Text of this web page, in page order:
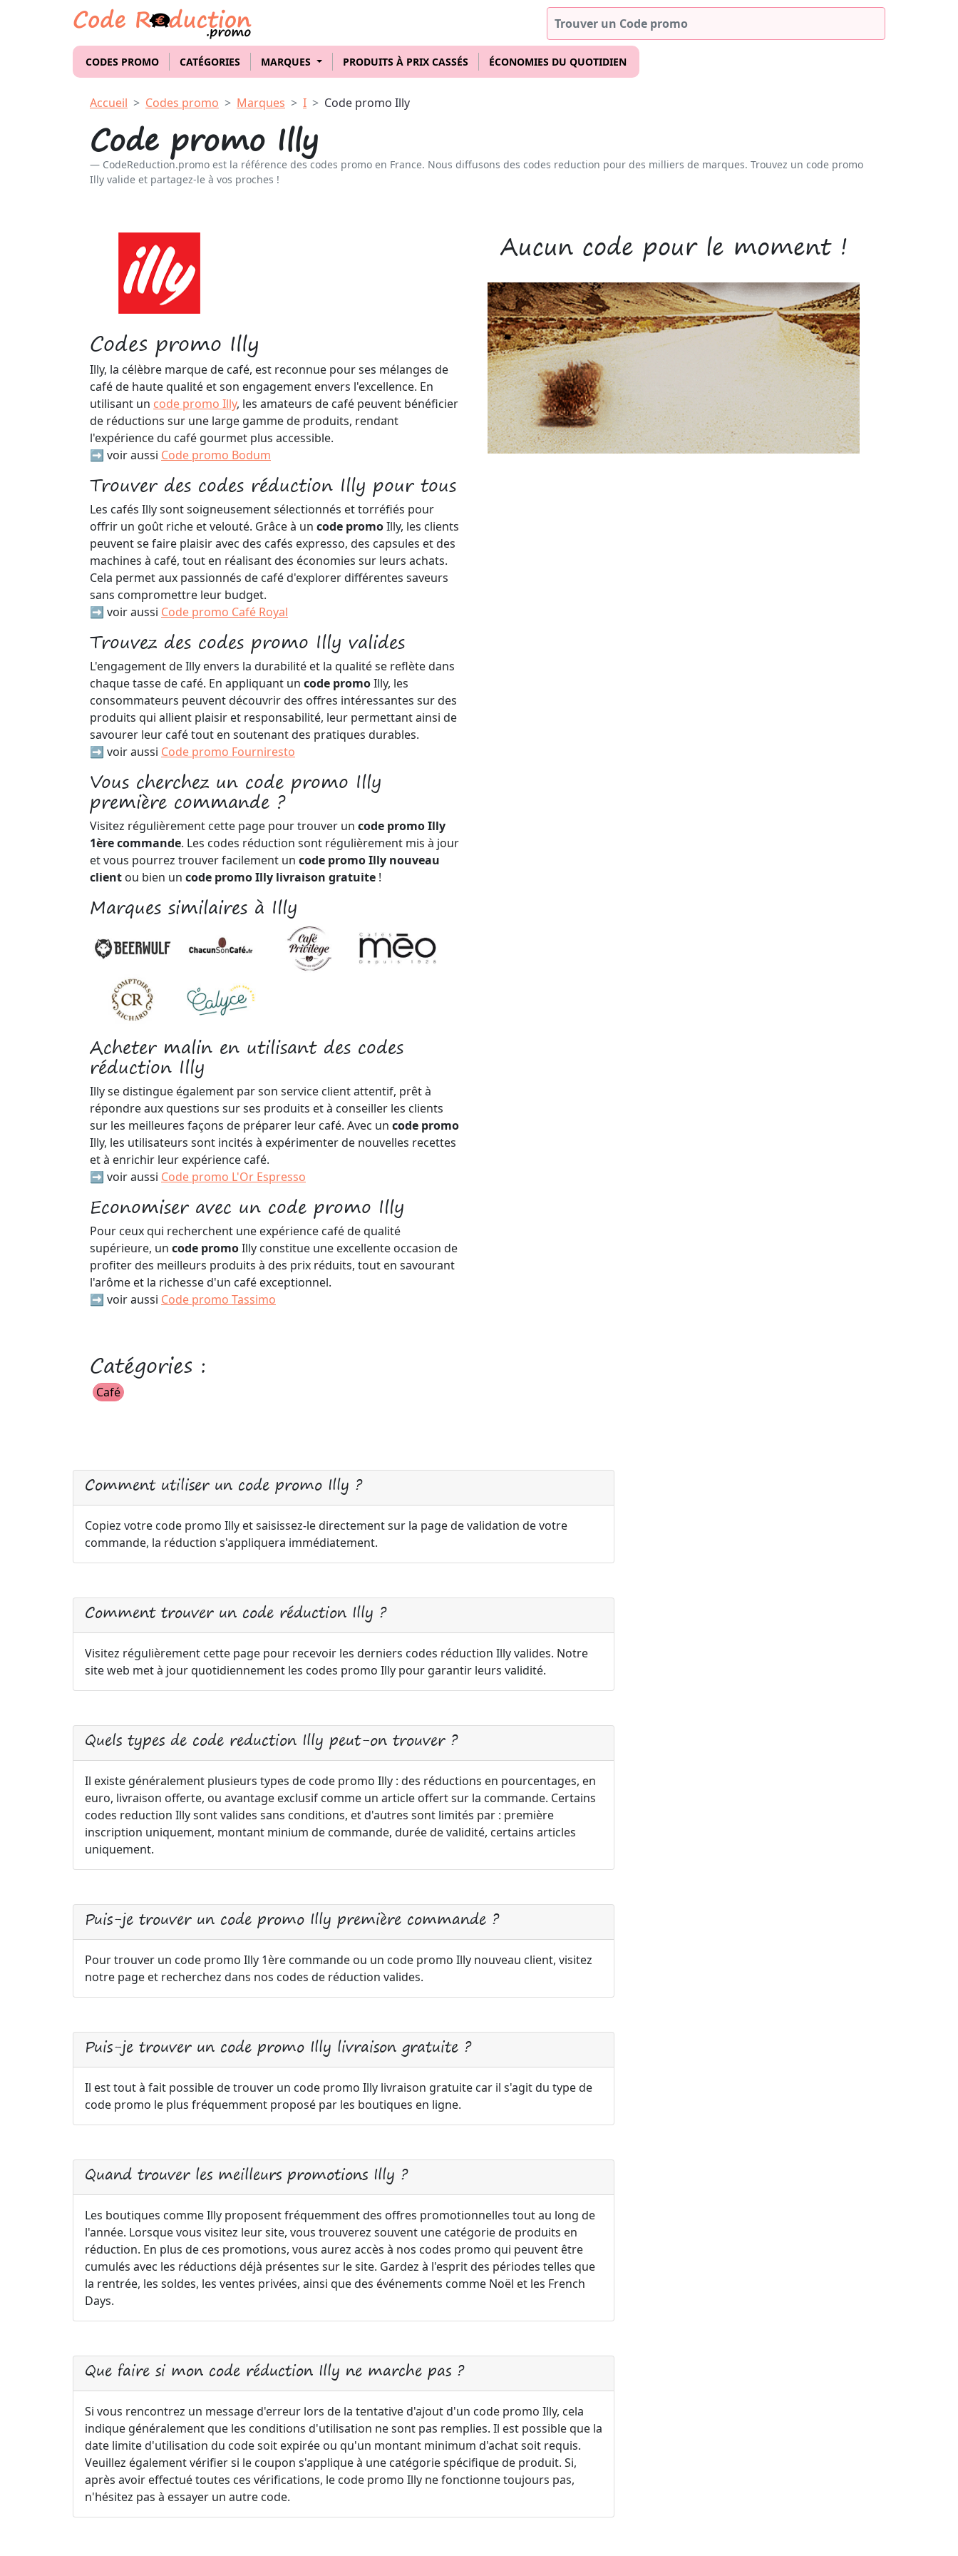
CODES PROMO CATÉGORIES MARQUES PRODUITS À PRIX CASSÉS ÉCONOMIES DU QUOTIDIEN
Accueil Codes promo Marques I Code promo Illy
Code promo Illy
CodeReduction.promo est la référence des codes promo en France. Nous diffusons des codes reduction pour des milliers de marques. Trouvez un code promo
Illy valide et partagez-le à vos proches !
Codes promo Illy
Illy, la célèbre marque de café, est reconnue pour ses mélanges de
café de haute qualité et son engagement envers l'excellence. En
utilisant un code promo Illy, les amateurs de café peuvent bénéficier
de réductions sur une large gamme de produits, rendant
l'expérience du café gourmet plus accessible.
➡️ voir aussi Code promo Bodum
Trouver des codes réduction Illy pour tous
Les cafés Illy sont soigneusement sélectionnés et torréfiés pour
offrir un goût riche et velouté. Grâce à un code promoIlly, les clients
peuvent se faire plaisir avec des cafés expresso, des capsules et des
machines à café, tout en réalisant des économies sur leurs achats.
Cela permet aux passionnés de café d'explorer différentes saveurs
sans compromettre leur budget.
➡️ voir aussi Code promo Café Royal
Trouvez des codes promo Illy valides
L'engagement de Illy envers la durabilité et la qualité se reflète dans
chaque tasse de café. En appliquant un code promoIlly, les
consommateurs peuvent découvrir des offres intéressantes sur des
produits qui allient plaisir et responsabilité, leur permettant ainsi de
savourer leur café tout en soutenant des pratiques durables.
➡️ voir aussi Code promo Fourniresto
Vous cherchez un code promo Illy
première commande ?
Visitez régulièrement cette page pour trouver un code promo Illy
1ère commande. Les codes réduction sont régulièrement mis à jour
et vous pourrez trouver facilement un code promo Illy nouveau
client ou bien un code promo Illy livraison gratuite !
Marques similaires à Illy
Acheter malin en utilisant des codes
réduction Illy
Illy se distingue également par son service client attentif, prêt à
répondre aux questions sur ses produits et à conseiller les clients
sur les meilleures façons de préparer leur café. Avec un code promo
Illy, les utilisateurs sont incités à expérimenter de nouvelles recettes
et à enrichir leur expérience café.
➡️ voir aussi Code promo L'Or Espresso
Economiser avec un code promo Illy
Pour ceux qui recherchent une expérience café de qualité
supérieure, un code promoIlly constitue une excellente occasion de
profiter des meilleurs produits à des prix réduits, tout en savourant
l'arôme et la richesse d'un café exceptionnel.
➡️ voir aussi Code promo Tassimo
Catégories :
Café
Aucun code pour le moment !
Comment utiliser un code promo Illy ?
Copiez votre code promo Illy et saisissez-le directement sur la page de validation de votre
commande, la réduction s'appliquera immédiatement.
Comment trouver un code réduction Illy ?
Visitez régulièrement cette page pour recevoir les derniers codes réduction Illy valides. Notre
site web met à jour quotidiennement les codes promo Illy pour garantir leurs validité.
Quels types de code reduction Illy peut-on trouver ?
Il existe généralement plusieurs types de code promo Illy : des réductions en pourcentages, en
euro, livraison offerte, ou avantage exclusif comme un article offert sur la commande. Certains
codes reduction Illy sont valides sans conditions, et d'autres sont limités par : première
inscription uniquement, montant minium de commande, durée de validité, certains articles
uniquement.
Puis-je trouver un code promo Illy première commande ?
Pour trouver un code promo Illy 1ère commande ou un code promo Illy nouveau client, visitez
notre page et recherchez dans nos codes de réduction valides.
Puis-je trouver un code promo Illy livraison gratuite ?
Il est tout à fait possible de trouver un code promo Illy livraison gratuite car il s'agit du type de
code promo le plus fréquemment proposé par les boutiques en ligne.
Quand trouver les meilleurs promotions Illy ?
Les boutiques comme Illy proposent fréquemment des offres promotionnelles tout au long de
l'année. Lorsque vous visitez leur site, vous trouverez souvent une catégorie de produits en
réduction. En plus de ces promotions, vous aurez accès à nos codes promo qui peuvent être
cumulés avec les réductions déjà présentes sur le site. Gardez à l'esprit des périodes telles que
la rentrée, les soldes, les ventes privées, ainsi que des événements comme Noël et les French
Days.
Que faire si mon code réduction Illy ne marche pas ?
Si vous rencontrez un message d'erreur lors de la tentative d'ajout d'un code promo Illy, cela
indique généralement que les conditions d'utilisation ne sont pas remplies. Il est possible que la
date limite d'utilisation du code soit expirée ou qu'un montant minimum d'achat soit requis.
Veuillez également vérifier si le coupon s'applique à une catégorie spécifique de produit. Si,
après avoir effectué toutes ces vérifications, le code promo Illy ne fonctionne toujours pas,
n'hésitez pas à essayer un autre code.